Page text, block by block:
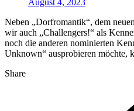
August 4, 2023
Neben „Dorfromantik“, dem
wir auch „Challengers!“ als
noch die anderen nominierten
Unknown“ ausprobieren möchte,
Share